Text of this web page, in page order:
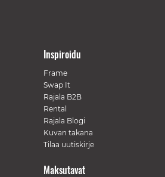
Inspiroidu
Frame
Swap It
Rajala B2B
Rental
Rajala Blogi
Kuvan takana
Tilaa uutiskirje
Maksutavat